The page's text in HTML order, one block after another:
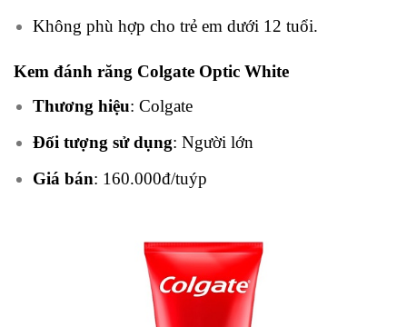
Không phù hợp cho trẻ em dưới 12 tuổi.
Kem đánh răng Colgate Optic White
Thương hiệu: Colgate
Đối tượng sử dụng: Người lớn
Giá bán: 160.000đ/tuýp